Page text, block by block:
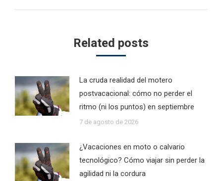
Related posts
La cruda realidad del motero
postvacacional: cómo no perder el
ritmo (ni los puntos) en septiembre
7 de agosto de 2026
¿Vacaciones en moto o calvario
tecnológico? Cómo viajar sin perder la
agilidad ni la cordura